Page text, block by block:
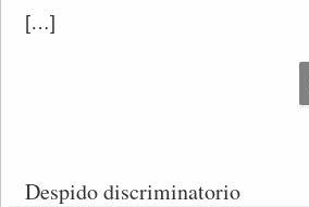
[…]
Despido discriminatorio